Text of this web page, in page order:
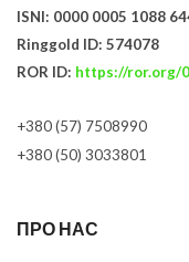
ISNI: 0000 0005 1088
Ringgold ID: 574078
ROR ID: https://ror.org/
+380 (57) 7508990
+380 (50) 3033801
ПРО НАС